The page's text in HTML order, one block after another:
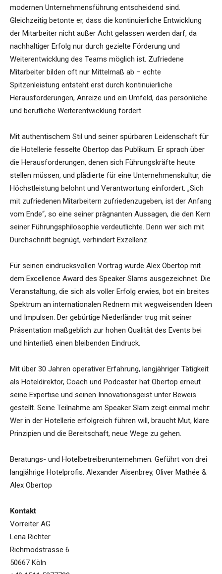
modernen Unternehmensführung entscheidend sind.
Gleichzeitig betonte er, dass die kontinuierliche Entwicklung
der Mitarbeiter nicht außer Acht gelassen werden darf, da
nachhaltiger Erfolg nur durch gezielte Förderung und
Weiterentwicklung des Teams möglich ist. Zufriedene
Mitarbeiter bilden oft nur Mittelmaß ab – echte
Spitzenleistung entsteht erst durch kontinuierliche
Herausforderungen, Anreize und ein Umfeld, das persönliche
und berufliche Weiterentwicklung fördert.
Mit authentischem Stil und seiner spürbaren Leidenschaft für
die Hotellerie fesselte Obertop das Publikum. Er sprach über
die Herausforderungen, denen sich Führungskräfte heute
stellen müssen, und plädierte für eine Unternehmenskultur, die
Höchstleistung belohnt und Verantwortung einfordert. „Sich
mit zufriedenen Mitarbeitern zufriedenzugeben, ist der Anfang
vom Ende“, so eine seiner prägnanten Aussagen, die den Kern
seiner Führungsphilosophie verdeutlichte. Denn wer sich mit
Durchschnitt begnügt, verhindert Exzellenz.
Für seinen eindrucksvollen Vortrag wurde Alex Obertop mit
dem Excellence Award des Speaker Slams ausgezeichnet. Die
Veranstaltung, die sich als voller Erfolg erwies, bot ein breites
Spektrum an internationalen Rednern mit wegweisenden Ideen
und Impulsen. Der gebürtige Niederländer trug mit seiner
Präsentation maßgeblich zur hohen Qualität des Events bei
und hinterließ einen bleibenden Eindruck.
Mit über 30 Jahren operativer Erfahrung, langjähriger Tätigkeit
als Hoteldirektor, Coach und Podcaster hat Obertop erneut
seine Expertise und seinen Innovationsgeist unter Beweis
gestellt. Seine Teilnahme am Speaker Slam zeigt einmal mehr:
Wer in der Hotellerie erfolgreich führen will, braucht Mut, klare
Prinzipien und die Bereitschaft, neue Wege zu gehen.
Beratungs- und Hotelbetreiberunternehmen. Geführt von drei
langjährige Hotelprofis. Alexander Aisenbrey, Oliver Mathée &
Alex Obertop
Kontakt
Vorreiter AG
Lena Richter
Richmodstrasse 6
50667 Köln